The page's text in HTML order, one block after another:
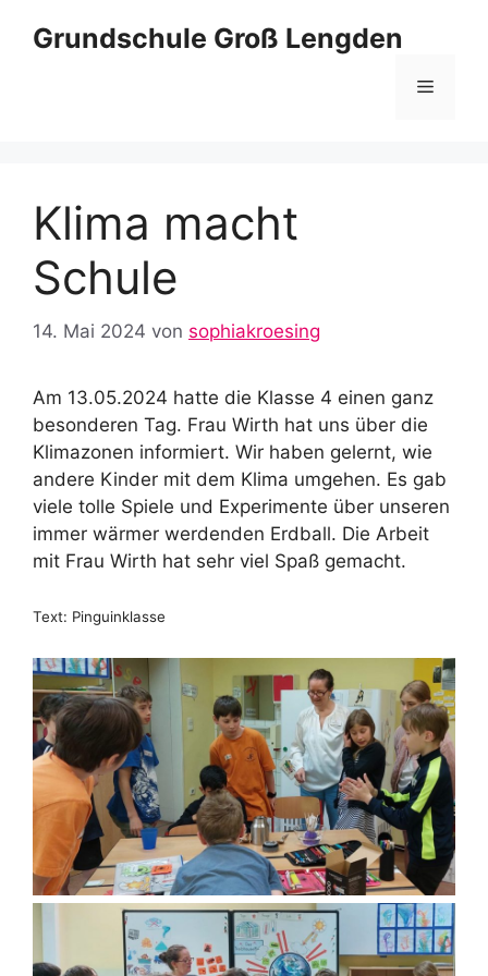
InhaltGrundschule Groß Lengden
Menü
Klima macht
Schule
14. Mai 2024 von sophiakroesing
Am 13.05.2024 hatte die Klasse 4 einen ganz
besonderen Tag. Frau Wirth hat uns über die
Klimazonen informiert. Wir haben gelernt, wie
andere Kinder mit dem Klima umgehen. Es gab
viele tolle Spiele und Experimente über unseren
immer wärmer werdenden Erdball. Die Arbeit
mit Frau Wirth hat sehr viel Spaß gemacht.
Text: Pinguinklasse